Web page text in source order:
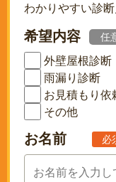
わかりやすい診断
希望内容 任
外壁屋根診断
雨漏り診断
お見積もり依
その他
お名前 必